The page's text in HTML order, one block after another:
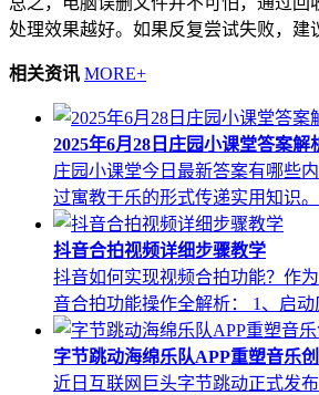
处理效果越好。如果反复尝试失败，建
相关资讯 MORE+
2025年6月28日庄园小课堂答案解
庄园小课堂今日最新答案有哪些
过寓教于乐的形式传递实用知识
抖音合拍视频详细步骤教学
抖音如何实现视频合拍功能？作
音合拍功能操作全解析： 1、启
字节跳动海绵乐队APP重塑音乐
近日互联网巨头字节跳动正式发